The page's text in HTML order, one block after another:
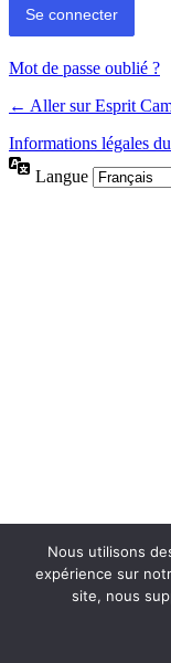
Mot de passe oublié ?
← Aller sur Esprit
Informations légales
Langue
Nous utilisons
expérience sur
site, nous